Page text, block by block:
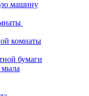
машину
комнаты
бумаги
мыла